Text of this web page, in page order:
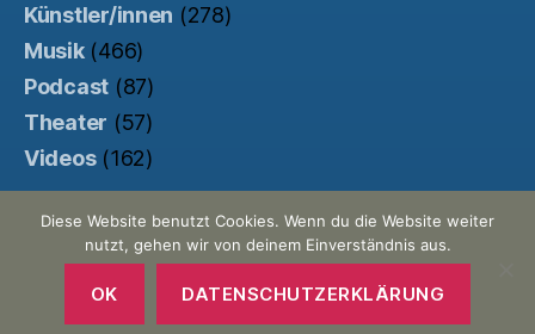
Künstler/innen (278)
Musik(466)
Podcast (87)
Theater (57)
Videos(162)
© 2026Der Haubentaucher
Made with ♥ by Pretty Commercial/
Unterstützt von der
Kinowebsite Uncut
Nach oben
Diese Website benutzt Cookies. Wenn du die Website weiter
nutzt, gehen wir von deinem Einverständnis aus.
OK DATENSCHUTZERKLÄRUNG